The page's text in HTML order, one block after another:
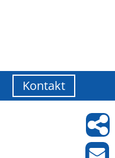
Kontakt